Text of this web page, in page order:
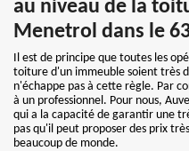
au niveau de la
Menetrol dans le
Il est de principe que toutes les
toiture d'un immeuble soient très
n'échappe pas à cette règle. Par
à un professionnel. Pour nous,
qui a la capacité de garantir une
pas qu'il peut proposer des prix
beaucoup de monde.